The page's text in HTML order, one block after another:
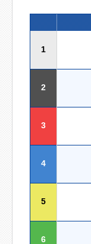
1
2
3
4
5
6